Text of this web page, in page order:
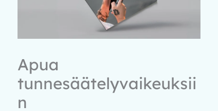
Apua
tunnesäätelyvaikeuksii
n